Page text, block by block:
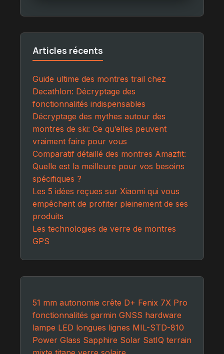
Articles récents
Guide ultime des montres trail chez
Decathlon: Décryptage des
fonctionnalités indispensables
Décryptage des mythes autour des
montres de ski: Ce qu’elles peuvent
vraiment faire pour vous
Comparatif détaillé des montres Amazfit:
Quelle est la meilleure pour vos besoins
spécifiques ?
Les 5 idées reçues sur Xiaomi qui vous
empêchent de profiter pleinement de ses
produits
Les technologies de verre de montres
GPS
51 mm autonomie crête D+ Fenix 7X Pro
fonctionnalités garmin GNSS hardware
lampe LED longues lignes MIL-STD-810
Power Glass Sapphire Solar SatIQ terrain